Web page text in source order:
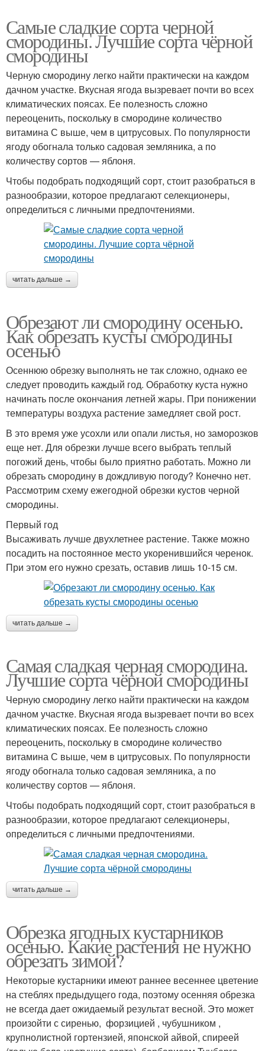
Самые сладкие сорта черной
смородины. Лучшие сорта чёрной
смородины
Черную смородину легко найти практически на каждом
дачном участке. Вкусная ягода вызревает почти во всех
климатических поясах. Ее полезность сложно
переоценить, поскольку в смородине количество
витамина С выше, чем в цитрусовых. По популярности
ягоду обогнала только садовая земляника, а по
количеству сортов — яблоня.
Чтобы подобрать подходящий сорт, стоит разобраться в
разнообразии, которое предлагают селекционеры,
определиться с личными предпочтениями.
читать дальше →
Обрезают ли смородину осенью.
Как обрезать кусты смородины
осенью
Осеннюю обрезку выполнять не так сложно, однако ее
следует проводить каждый год. Обработку куста нужно
начинать после окончания летней жары. При понижении
температуры воздуха растение замедляет свой рост.
В это время уже усохли или опали листья, но заморозков
еще нет. Для обрезки лучше всего выбрать теплый
погожий день, чтобы было приятно работать. Можно ли
обрезать смородину в дождливую погоду? Конечно нет.
Рассмотрим схему ежегодной обрезки кустов черной
смородины.
Первый год
Высаживать лучше двухлетнее растение. Также можно
посадить на постоянное место укоренившийся черенок.
При этом его нужно срезать, оставив лишь 10-15 см.
читать дальше →
Самая сладкая черная смородина.
Лучшие сорта чёрной смородины
Черную смородину легко найти практически на каждом
дачном участке. Вкусная ягода вызревает почти во всех
климатических поясах. Ее полезность сложно
переоценить, поскольку в смородине количество
витамина С выше, чем в цитрусовых. По популярности
ягоду обогнала только садовая земляника, а по
количеству сортов — яблоня.
Чтобы подобрать подходящий сорт, стоит разобраться в
разнообразии, которое предлагают селекционеры,
определиться с личными предпочтениями.
читать дальше →
Обрезка ягодных кустарников
осенью. Какие растения не нужно
обрезать зимой?
Некоторые кустарники имеют раннее весеннее цветение
на стеблях предыдущего года, поэтому осенняя обрезка
не всегда дает ожидаемый результат весной. Это может
произойти с сиренью, форзицией , чубушником ,
крупнолистной гортензией, японской айвой, спиреей